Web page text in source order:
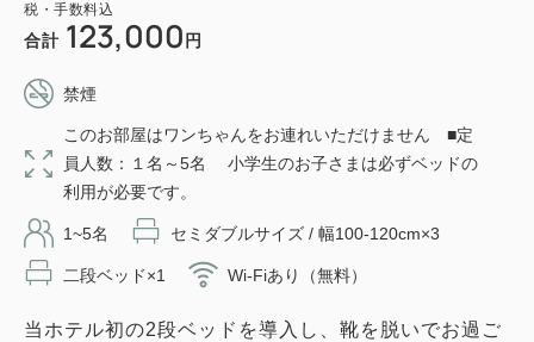
税・手数料込
合計 123,000 円
禁煙
このお部屋はワンちゃんをお連れいただけません ■定
員人数：１名～5名 小学生のお子さまは必ずベッドの
利用が必要です。
1~5名 セミダブルサイズ / 幅100-120cm×3
二段ベッド×1 Wi-Fiあり（無料）
当ホテル初の2段ベッドを導入し、靴を脱いでお過ご